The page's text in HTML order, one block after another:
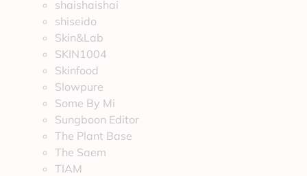
shaishaishai
shiseido
Skin&Lab
SKIN1004
Skinfood
Slowpure
Some By Mi
Sungboon Editor
The Plant Base
The Saem
TIAM